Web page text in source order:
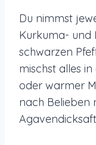
Du nimmst
Kurkuma- und
schwarzen
mischst alles
oder warmer
nach Belieben